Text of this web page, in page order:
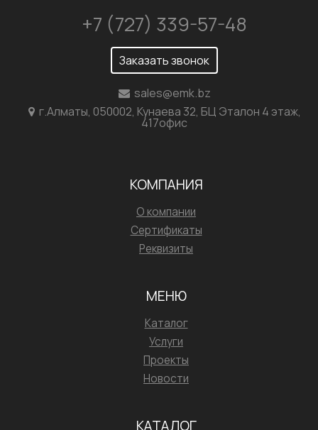
+7 (727) 339-57-48
Заказать звонок
sales@emk.bz
г.Алматы, 050002, Кунаева 32, БЦ Эталон 4 этаж,
417офис
КОМПАНИЯ
О компании
Сертификаты
Реквизиты
МЕНЮ
Каталог
Услуги
Проекты
Новости
КАТАЛОГ